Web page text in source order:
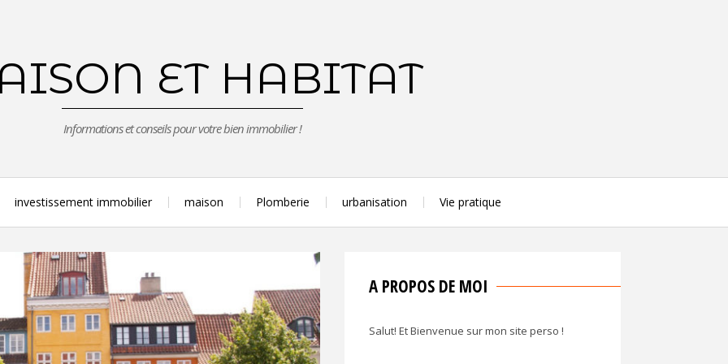
ET HABITAT
Informations et conseils pour votre bien immobilier !
investissement immobilier maison Plomberie urbanisation Vie pratique
A PROPOS DE MOI
Salut! Et Bienvenue sur mon site perso !